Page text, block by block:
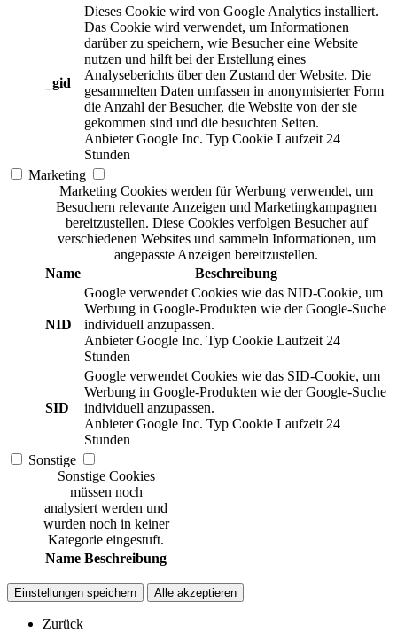
_gid
Dieses Cookie wird von Google Analytics installiert.
Das Cookie wird verwendet, um Informationen
darüber zu speichern, wie Besucher eine Website
nutzen und hilft bei der Erstellung eines
Analyseberichts über den Zustand der Website. Die
gesammelten Daten umfassen in anonymisierter Form
die Anzahl der Besucher, die Website von der sie
gekommen sind und die besuchten Seiten.
Anbieter Google Inc. Typ Cookie Laufzeit 24
Stunden
Marketing
Marketing Cookies werden für Werbung verwendet, um
Besuchern relevante Anzeigen und Marketingkampagnen
bereitzustellen. Diese Cookies verfolgen Besucher auf
verschiedenen Websites und sammeln Informationen, um
angepasste Anzeigen bereitzustellen.
Name
Beschreibung
NID
Google verwendet Cookies wie das NID-Cookie, um
Werbung in Google-Produkten wie der Google-Suche
individuell anzupassen.
Anbieter Google Inc. Typ Cookie Laufzeit 24
Stunden
SID
Google verwendet Cookies wie das SID-Cookie, um
Werbung in Google-Produkten wie der Google-Suche
individuell anzupassen.
Anbieter Google Inc. Typ Cookie Laufzeit 24
Stunden
Sonstige
Sonstige Cookies
müssen noch
analysiert werden und
wurden noch in keiner
Kategorie eingestuft.
Name Beschreibung
Einstellungen speichern Alle akzeptieren
Zurück